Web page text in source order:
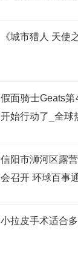
《城市猎人 天使
假面骑士Geats
开始行动了_全球
信阳市浉河区露
会召开 环球百事
小拉皮手术适合